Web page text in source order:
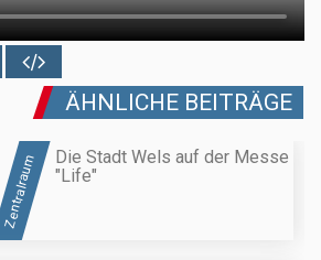
ÄHNLICHE BEITRÄGE
Zentralraum
Die Stadt Wels auf der Messe
"Life"